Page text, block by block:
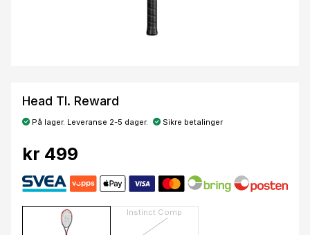
Head TI. Reward
På lager. Leveranse 2-5 dager. Sikre betalinger
kr 499
Instinct Comp